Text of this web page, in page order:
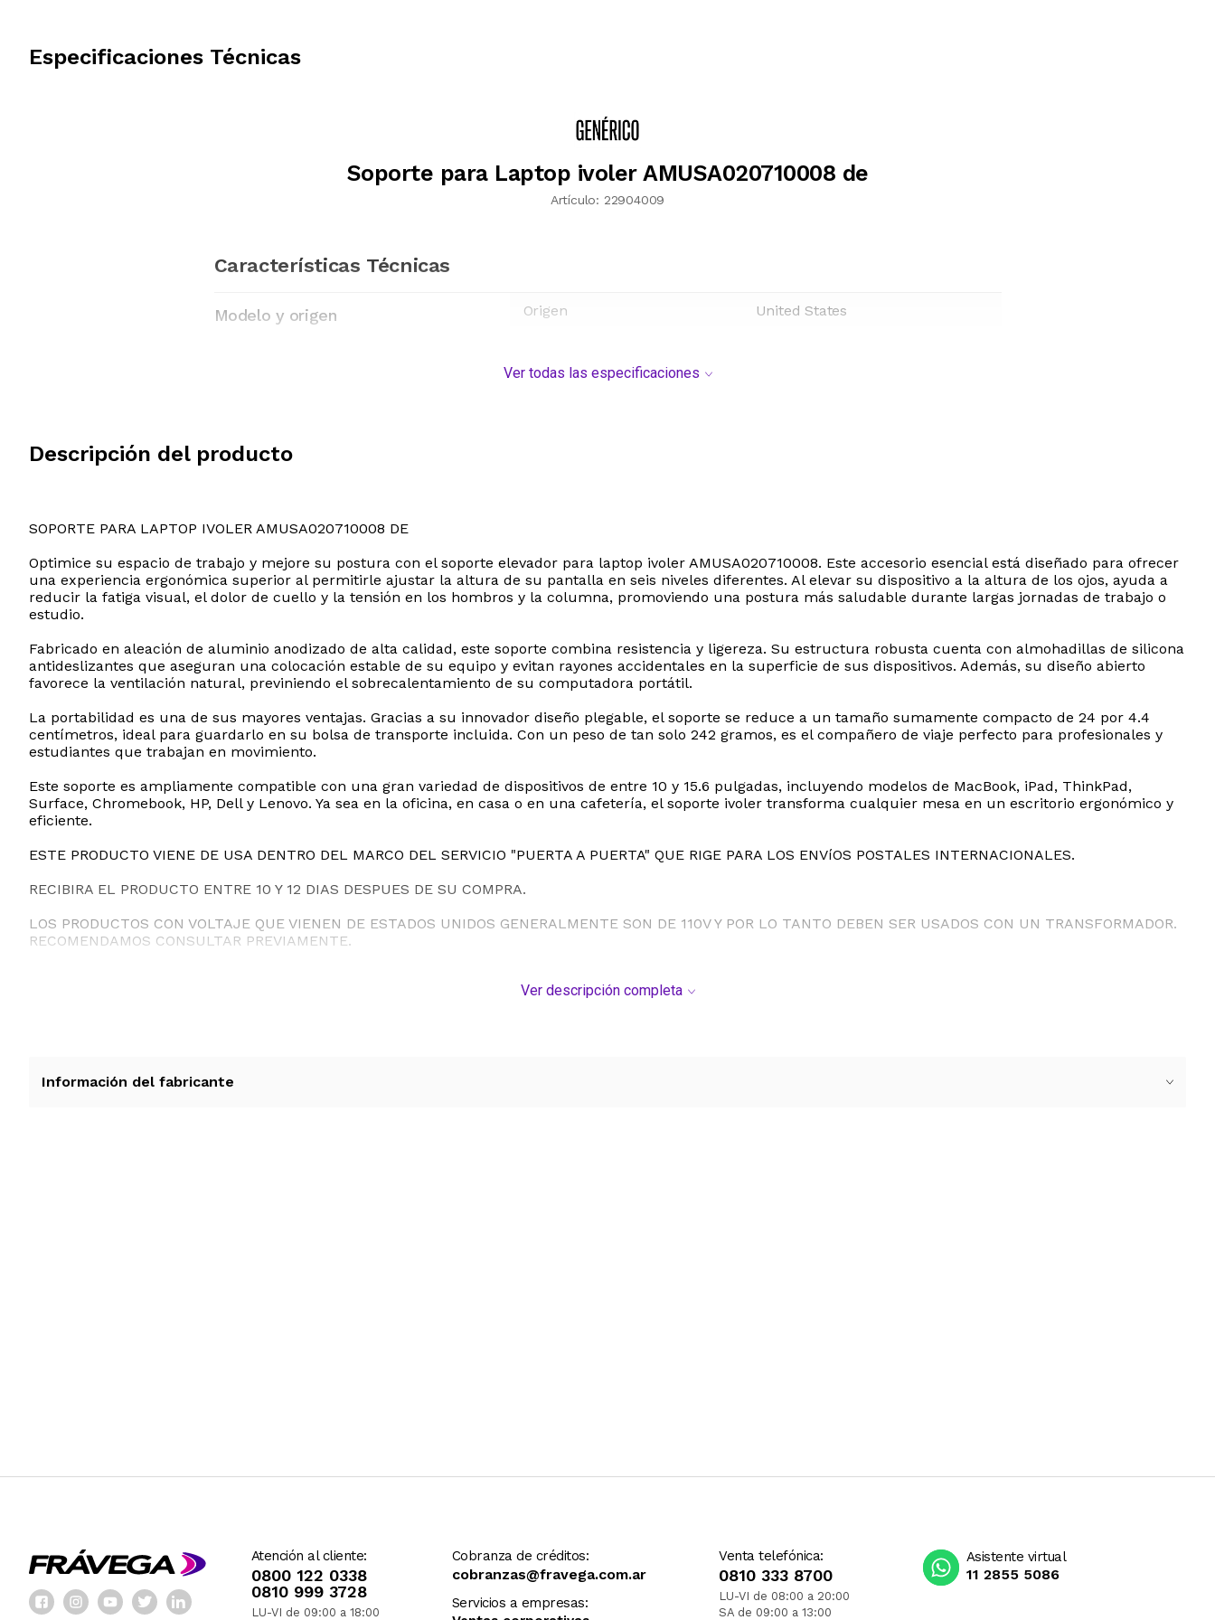
Especificaciones Técnicas
Soporte para Laptop ivoler AMUSA020710008 de
Artículo: 22904009
Características Técnicas
Modelo y origen Origen United States
Ver todas las especificaciones
Descripción del producto
SOPORTE PARA LAPTOP IVOLER AMUSA020710008 DE
Optimice su espacio de trabajo y mejore su postura con el soporte elevador para laptop ivoler AMUSA020710008. Este accesorio esencial está diseñado para ofrecer
una experiencia ergonómica superior al permitirle ajustar la altura de su pantalla en seis niveles diferentes. Al elevar su dispositivo a la altura de los ojos, ayuda a
reducir la fatiga visual, el dolor de cuello y la tensión en los hombros y la columna, promoviendo una postura más saludable durante largas jornadas de trabajo o
estudio.
Fabricado en aleación de aluminio anodizado de alta calidad, este soporte combina resistencia y ligereza. Su estructura robusta cuenta con almohadillas de silicona
antideslizantes que aseguran una colocación estable de su equipo y evitan rayones accidentales en la superficie de sus dispositivos. Además, su diseño abierto
favorece la ventilación natural, previniendo el sobrecalentamiento de su computadora portátil.
La portabilidad es una de sus mayores ventajas. Gracias a su innovador diseño plegable, el soporte se reduce a un tamaño sumamente compacto de 24 por 4.4
centímetros, ideal para guardarlo en su bolsa de transporte incluida. Con un peso de tan solo 242 gramos, es el compañero de viaje perfecto para profesionales y
estudiantes que trabajan en movimiento.
Este soporte es ampliamente compatible con una gran variedad de dispositivos de entre 10 y 15.6 pulgadas, incluyendo modelos de MacBook, iPad, ThinkPad,
Surface, Chromebook, HP, Dell y Lenovo. Ya sea en la oficina, en casa o en una cafetería, el soporte ivoler transforma cualquier mesa en un escritorio ergonómico y
eficiente.
ESTE PRODUCTO VIENE DE USA DENTRO DEL MARCO DEL SERVICIO "PUERTA A PUERTA" QUE RIGE PARA LOS ENVíOS POSTALES INTERNACIONALES.
RECIBIRA EL PRODUCTO ENTRE 10 Y 12 DIAS DESPUES DE SU COMPRA.
LOS PRODUCTOS CON VOLTAJE QUE VIENEN DE ESTADOS UNIDOS GENERALMENTE SON DE 110V Y POR LO TANTO DEBEN SER USADOS CON UN TRANSFORMADOR.
RECOMENDAMOS CONSULTAR PREVIAMENTE.
Ver descripción completa
Información del fabricante
Atención al cliente:
0800 122 0338
0810 999 3728
LU-VI de 09:00 a 18:00
Cobranza de créditos:
cobranzas@fravega.com.ar
Servicios a empresas:
Venta telefónica:
0810 333 8700
LU-VI de 08:00 a 20:00
SA de 09:00 a 13:00
Asistente virtual
11 2855 5086